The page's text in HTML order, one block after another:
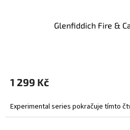
Glenfiddich Fire &
1 299 Kč
Experimental series pokračuje tímto